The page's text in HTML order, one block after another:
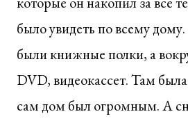
было увидеть по всему
были книжные полки, а
DVD, видеокассет. Там
сам дом был огромным. А